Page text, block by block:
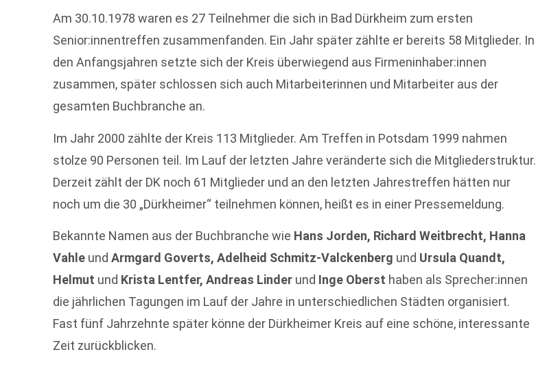
Am 30.10.1978 waren es 27 Teilnehmer die sich in Bad Dürkheim zum ersten
Senior:innentreffen zusammenfanden. Ein Jahr später zählte er bereits 58 Mitglieder. In
den Anfangsjahren setzte sich der Kreis überwiegend aus Firmeninhaber:innen
zusammen, später schlossen sich auch Mitarbeiterinnen und Mitarbeiter aus der
gesamten Buchbranche an.
Im Jahr 2000 zählte der Kreis 113 Mitglieder. Am Treffen in Potsdam 1999 nahmen
stolze 90 Personen teil. Im Lauf der letzten Jahre veränderte sich die Mitgliederstruktur.
Derzeit zählt der DK noch 61 Mitglieder und an den letzten Jahrestreffen hätten nur
noch um die 30 „Dürkheimer“ teilnehmen können, heißt es in einer Pressemeldung.
Bekannte Namen aus der Buchbranche wie Hans Jorden, Richard Weitbrecht, Hanna
Vahle undArmgard Goverts, Adelheid Schmitz-Valckenberg und Ursula Quandt,
Helmut und Krista Lentfer, Andreas Linder und Inge Oberst haben als Sprecher:innen
die jährlichen Tagungen im Lauf der Jahre in unterschiedlichen Städten organisiert.
Fast fünf Jahrzehnte später könne der Dürkheimer Kreis auf eine schöne, interessante
Zeit zurückblicken.